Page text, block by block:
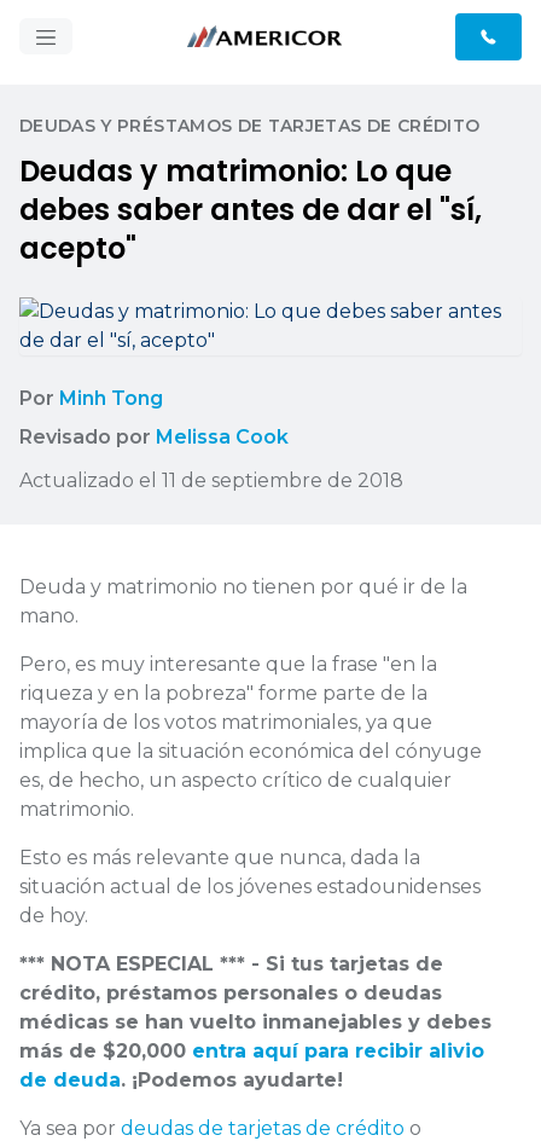
DEUDAS Y PRÉSTAMOS DE TARJETAS DE CRÉDITO
Deudas y matrimonio: Lo que
debes saber antes de dar el "sí,
acepto"
Por Minh Tong
Revisado por Melissa Cook
Actualizado el 11 de septiembre de 2018
Deuda y matrimonio no tienen por qué ir de la
mano.
Pero, es muy interesante que la frase "en la
riqueza y en la pobreza" forme parte de la
mayoría de los votos matrimoniales, ya que
implica que la situación económica del cónyuge
es, de hecho, un aspecto crítico de cualquier
matrimonio.
Esto es más relevante que nunca, dada la
situación actual de los jóvenes estadounidenses
de hoy.
*** NOTA ESPECIAL *** - Si tus tarjetas de
crédito, préstamos personales o deudas
médicas se han vuelto inmanejables y debes
más de $20,000 entra aquí para recibir alivio
de deuda. ¡Podemos ayudarte!
Ya sea por deudas de tarjetas de crédito o